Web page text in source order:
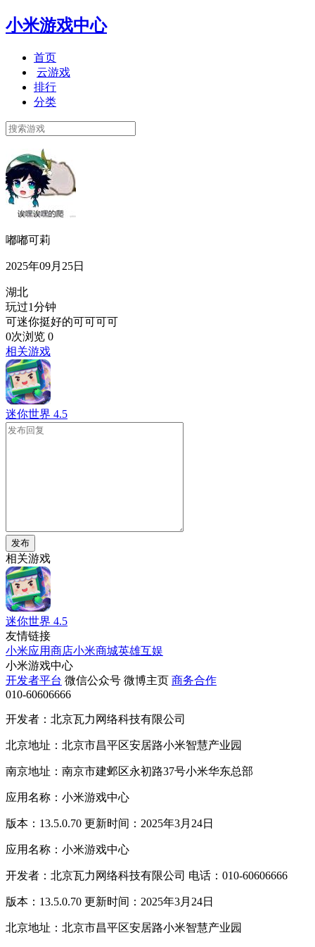
小米游戏中心
首页
云游戏
排行
分类
嘟嘟可莉
2025年09月25日
湖北
玩过1分钟
可迷你挺好的可可可可
0次浏览 0
相关游戏
迷你世界 4.5
发布
相关游戏
迷你世界 4.5
友情链接
小米应用商店小米商城英雄互娱
小米游戏中心
开发者平台 微信公众号 微博主页 商务合作
010-60606666
开发者：北京瓦力网络科技有限公司
北京地址：北京市昌平区安居路小米智慧产业园
南京地址：南京市建邺区永初路37号小米华东总部
应用名称：小米游戏中心
版本：13.5.0.70 更新时间：2025年3月24日
应用名称：小米游戏中心
开发者：北京瓦力网络科技有限公司 电话：010-60606666
版本：13.5.0.70 更新时间：2025年3月24日
北京地址：北京市昌平区安居路小米智慧产业园